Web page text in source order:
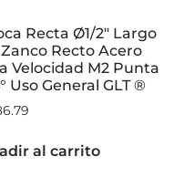
Recta Ø1/2″ Largo
Zanco Recto Acero
Velocidad M2 Punta
Uso General GLT ®
al carrito